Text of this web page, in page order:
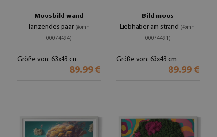
Moosbild wand
Tanzendes paar (#omh-
00074494)
Größe von: 63x43 cm
89.99 €
Bild moos
Liebhaber am strand (#omh-
00074491)
Größe von: 63x43 cm
89.99 €